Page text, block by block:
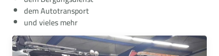
dem Autotransport
und vieles mehr